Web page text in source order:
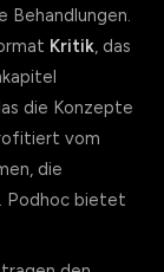
Behandlungen.
Kritik, das
die Konzepte
vom
die
Podhoc bietet